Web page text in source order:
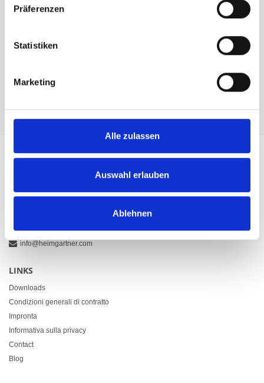
Präferenzen
Statistiken
Marketing
Alle zulassen
Auswahl erlauben
Ablehnen
Zusatzinformationen
Zürcherstrasse 37
+41 71 914 84 84
info@heimgartner.com
LINKS
Downloads
Condizioni generali di contratto
Impronta
Informativa sulla privacy
Contact
Blog